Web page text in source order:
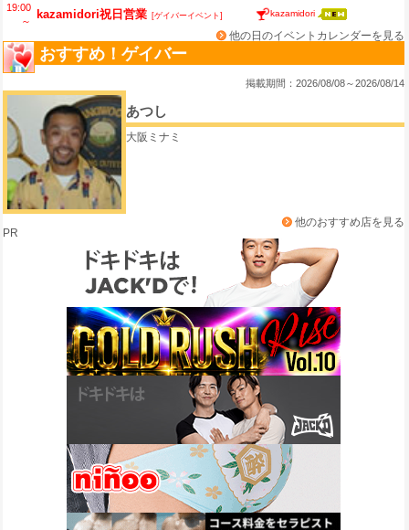
19:00
kazamidori祝日営業 [ゲイバーイベント] kazamidori
～
他の日のイベントカレンダーを見る
おすすめ！ゲイバー
掲載期間：2026/08/08～2026/08/14
あつし
大阪ミナミ
他のおすすめ店を見る
PR